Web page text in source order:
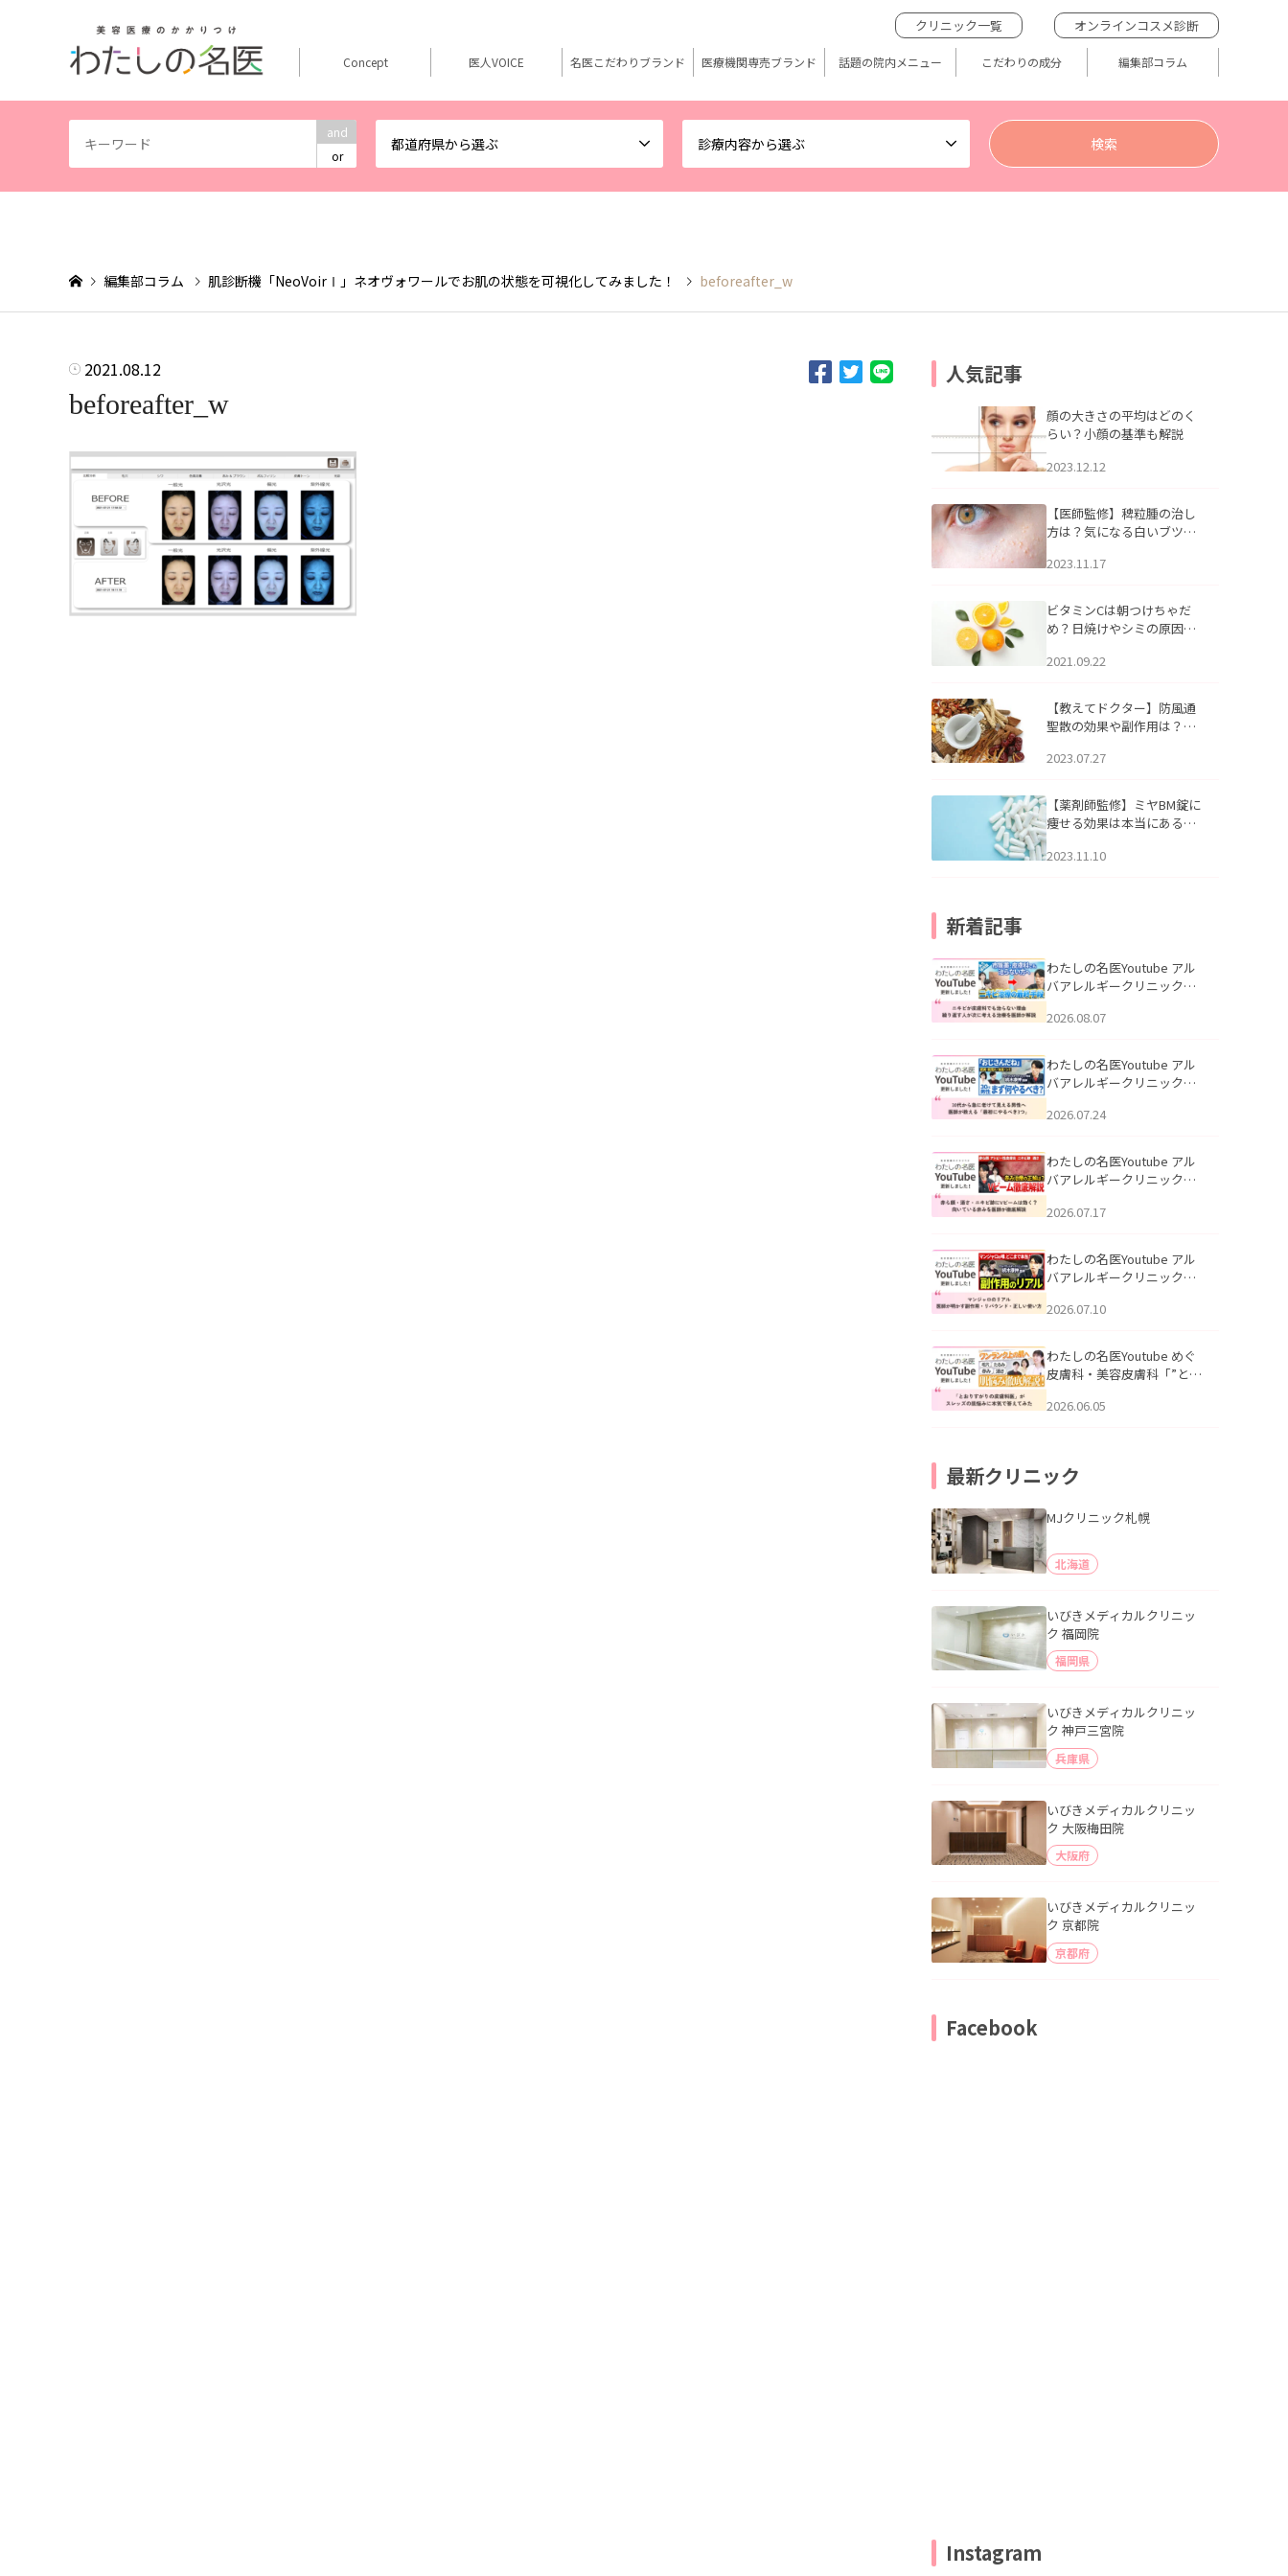
and
or
都道府県から選ぶ 診療内容から選ぶ
クリニック一覧 オンラインコスメ診断
Concept 医人VOICE 名医こだわりブランド 医療機関専売ブランド 話題の院内メニュー こだわりの成分 編集部コラム
編集部コラム 肌診断機「NeoVoirⅠ」ネオヴォワールでお肌の状態を可視化してみました！ beforeafter_w
2021.08.12
beforeafter_w
人気記事
顔の大きさの平均はどのく
らい？小顔の基準も解説
2023.12.12
【医師監修】稗粒腫の治し
方は？気になる白いブツブ
アについて
2023.11.17
ビタミンCは朝つけちゃだ
め？日焼けやシミの原因に
2021.09.22
【教えてドクター】防風通
聖散の効果や副作用は？長
2023.07.27
【薬剤師監修】ミヤBM錠に
痩せる効果は本当にある
2023.11.10
新着記事
わたしの名医Youtube アル
バアレルギークリニック札
らない理由｜繰り返す人が
説」を公開いたしました。
2026.08.07
わたしの名医Youtube アル
バアレルギークリニック札
える男性へ｜医師が教える
公開いたしました。
2026.07.24
わたしの名医Youtube アル
バアレルギークリニック札
跡にVビームは効く？向いて
説」を公開いたしました。
2026.07.17
わたしの名医Youtube アル
バアレルギークリニック札
医師が明かす副作用・リバ
公開いたしました。
2026.07.10
わたしの名医Youtube めぐ
皮膚科・美容皮膚科「”とお
ッズの肌悩みに本気で答え
2026.06.05
最新クリニック
MJクリニック札幌
北海道
いびきメディカルクリニッ
ク 福岡院
福岡県
いびきメディカルクリニッ
ク 神戸三宮院
兵庫県
いびきメディカルクリニッ
ク 大阪梅田院
大阪府
いびきメディカルクリニッ
ク 京都院
京都府
Facebook
Instagram